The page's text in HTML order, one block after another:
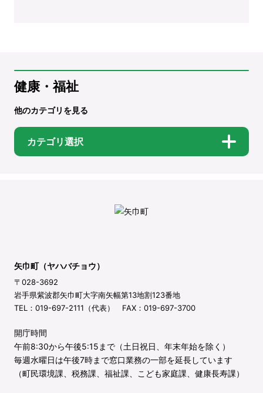
健康・福祉
他のカテゴリを見る
カテゴリ選択
矢巾町（ヤハバチョウ）
〒028-3692
岩手県紫波郡矢巾町大字南矢幅第13地割123番地
TEL：019-697-2111（代表） FAX：019-697-3700
開庁時間
午前8:30から午後5:15まで（土日祝日、年末年始を除く）
毎週水曜日は午後7時まで窓口業務の一部を延長しています
（町民環境課、税務課、福祉課、こども家庭課、健康長寿課）